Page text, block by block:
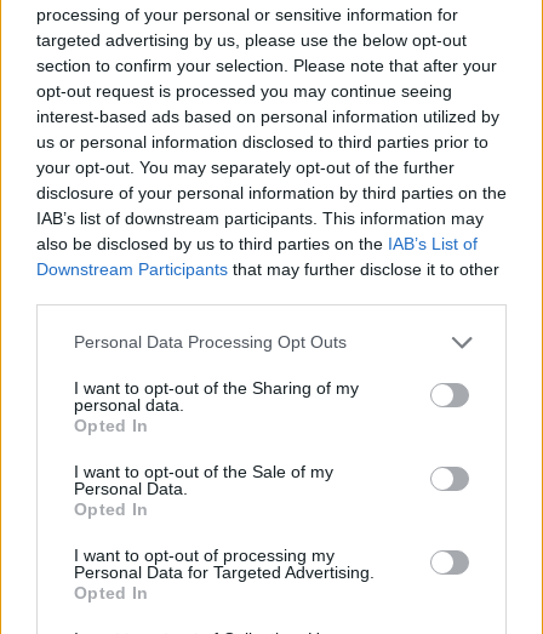
processing of your personal or sensitive information for
targeted advertising by us, please use the below opt-out
section to confirm your selection. Please note that after your
opt-out request is processed you may continue seeing
interest-based ads based on personal information utilized by
us or personal information disclosed to third parties prior to
your opt-out. You may separately opt-out of the further
disclosure of your personal information by third parties on the
IAB’s list of downstream participants. This information may
also be disclosed by us to third parties on the IAB’s List of
Downstream Participants that may further disclose it to other
Please note that this website/app uses one or more Google
not limited to your visit or usage behaviour. You may click to
grant or deny consent to Google and its third-party tags to
use your data for below specified purposes in below Google
consent section.
Personal Data Processing Opt Outs
I want to opt-out of the Sharing of my
personal data.
Opted In
I want to opt-out of the Sale of my
Personal Data.
Opted In
I want to opt-out of processing my
Personal Data for Targeted Advertising.
Opted In
Kultúra
Kihívások labirintusában
Országos hírek
Túlfogyasztás napja - július 30-ra
felhasználta az emberiség a Föld egész
évre elegendő erőforrásait
HÍRLEVÉL
E-mail cím
Feliratkozom a hírlevélre és elfogadom az
adatvédelmi
szabályzatot!